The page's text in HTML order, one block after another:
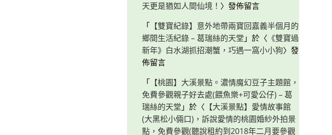
天更是猶如人間仙境！ 〉發佈留言
「 【雙寶紀錄】意外地帶兩寶回嘉義半個月的
鄉間生活紀錄 – 葛瑞絲的天堂 」於〈 《雙寶過
新年》白水湖抓招潮蟹，巧遇一窩小小狗〉發
佈留言
「 【桃園】大溪景點。濃情魔幻豆子主題館，
免費參觀親子好去處(餵魚樂+可愛公仔) – 葛
瑞絲的天堂 」於〈 【大溪景點】愛情故事館
(大黑松小倆口)，訴說愛情的桃園婚紗外拍景
點，免費參觀(聽說租約到2018年二月要參觀